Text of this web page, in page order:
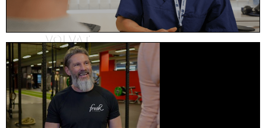
VOLVAT
Holdningskampanje, helse